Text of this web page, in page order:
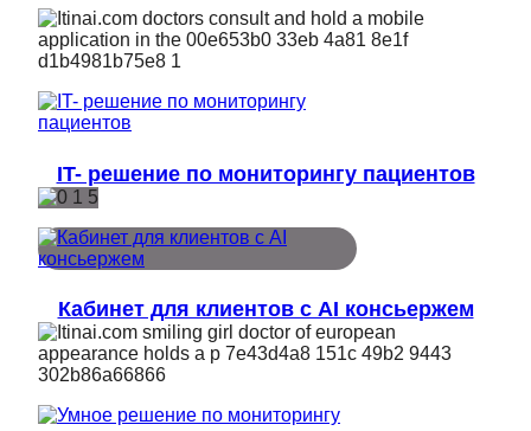
IT- решение по мониторингу пациентов
Кабинет для клиентов с AI консьержем